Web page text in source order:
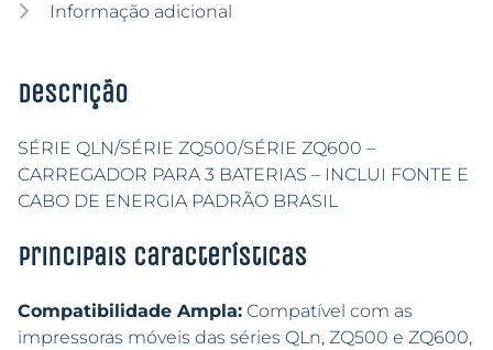
Informação adicional
Descrição
SÉRIE QLN/SÉRIE ZQ500/SÉRIE ZQ600 –
CARREGADOR PARA 3 BATERIAS – INCLUI FONTE E
CABO DE ENERGIA PADRÃO BRASIL
Principais características
Compatibilidade Ampla: Compatível com as
impressoras móveis das séries QLn, ZQ500 e ZQ600,